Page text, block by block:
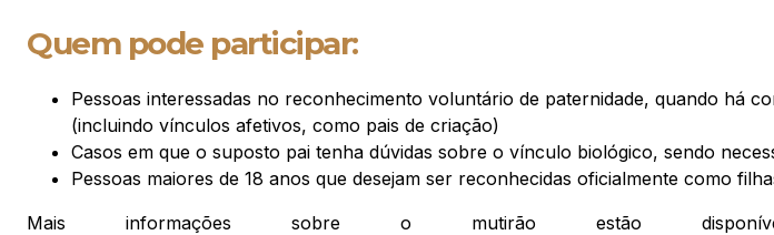
Quem pode participar:
Pessoas interessadas no reconhecimento voluntário de paternidade, quando há
(incluindo vínculos afetivos, como pais de criação)
Casos em que o suposto pai tenha dúvidas sobre o vínculo biológico, sendo
Pessoas maiores de 18 anos que desejam ser reconhecidas oficialmente como
Mais informações sobre o mutirão estão